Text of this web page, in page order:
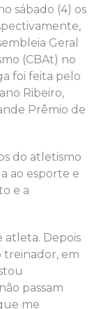
sábado (4) os
Geral
(CBAt) no
foi feita pelo
Ribeiro,
Prêmio de
do atletismo
ao esporte e
e a
atleta. Depois
treinador, em
passam
me